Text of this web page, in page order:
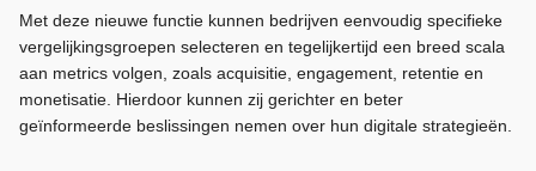
Met deze nieuwe functie kunnen bedrijven eenvoudig specifieke
vergelijkingsgroepen selecteren en tegelijkertijd een breed scala
aan metrics volgen, zoals acquisitie, engagement, retentie en
monetisatie. Hierdoor kunnen zij gerichter en beter
geïnformeerde beslissingen nemen over hun digitale strategieën.